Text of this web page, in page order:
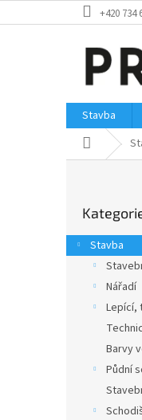
na
+420 734
Stavba
Domů
r
a
kategorie
Stavba
Nářadí
Lepící,
Barvy
Půdní